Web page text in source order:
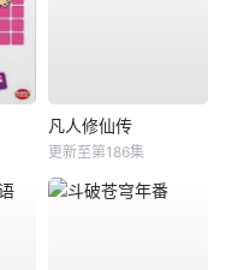
凡人修仙传
更新至第186集